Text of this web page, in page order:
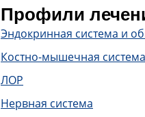
Профили
Эндокринная система и
Костно-мышечная система
ЛОР
Нервная система